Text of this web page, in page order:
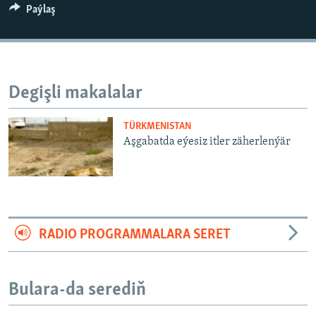
Paýlaş
Degişli makalalar
TÜRKMENISTAN
Aşgabatda eýesiz itler zäherlenýär
RADIO PROGRAMMALARA SERET
Bulara-da serediň